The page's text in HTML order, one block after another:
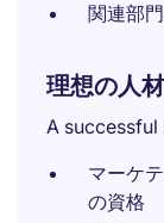
関連部
理想の人材
A successful
マーケ
の資格